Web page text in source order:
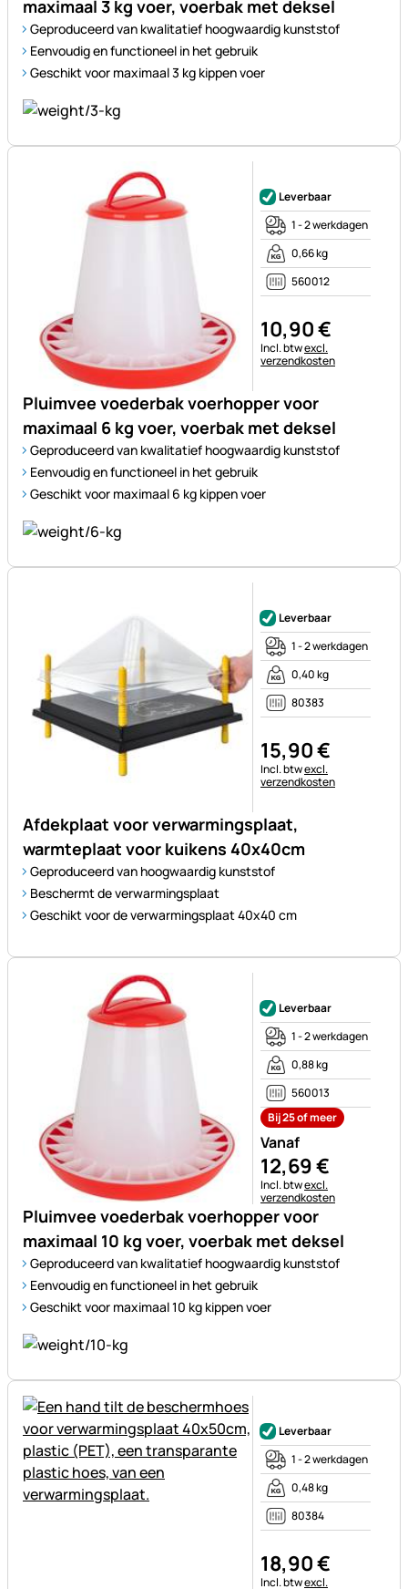
maximaal 3 kg voer, voerbak met deksel
Geproduceerd van kwalitatief hoogwaardig kunststof
Eenvoudig en functioneel in het gebruik
Geschikt voor maximaal 3 kg kippen voer
Pluimvee voederbak voerhopper voor
maximaal 6 kg voer, voerbak met deksel
Geproduceerd van kwalitatief hoogwaardig kunststof
Eenvoudig en functioneel in het gebruik
Geschikt voor maximaal 6 kg kippen voer
Leverbaar
1 - 2 werkdagen
0,66 kg
560012
10,90€
Belastinginformatie:
Incl. btwexcl.
verzendkosten
Afdekplaat voor verwarmingsplaat,
warmteplaat voor kuikens 40x40cm
Geproduceerd van hoogwaardig kunststof
Beschermt de verwarmingsplaat
Geschikt voor de verwarmingsplaat 40x40 cm
Leverbaar
1 - 2 werkdagen
0,40 kg
80383
15,90€
Belastinginformatie:
Incl. btwexcl.
verzendkosten
Pluimvee voederbak voerhopper voor
maximaal 10 kg voer, voerbak met deksel
Geproduceerd van kwalitatief hoogwaardig kunststof
Eenvoudig en functioneel in het gebruik
Geschikt voor maximaal 10 kg kippen voer
Leverbaar
1 - 2 werkdagen
0,88 kg
560013
Bij 25 of meer
Vanaf
12,69€
Belastinginformatie:
Incl. btwexcl.
verzendkosten
Leverbaar
1 - 2 werkdagen
0,48 kg
80384
18,90€
Belastinginformatie:
Incl. btwexcl.